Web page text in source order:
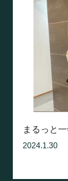
まるっと
2024.1.30